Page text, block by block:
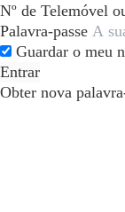
Nº de Telemóvel
Palavra-passe
Guardar o meu
Entrar
Obter nova